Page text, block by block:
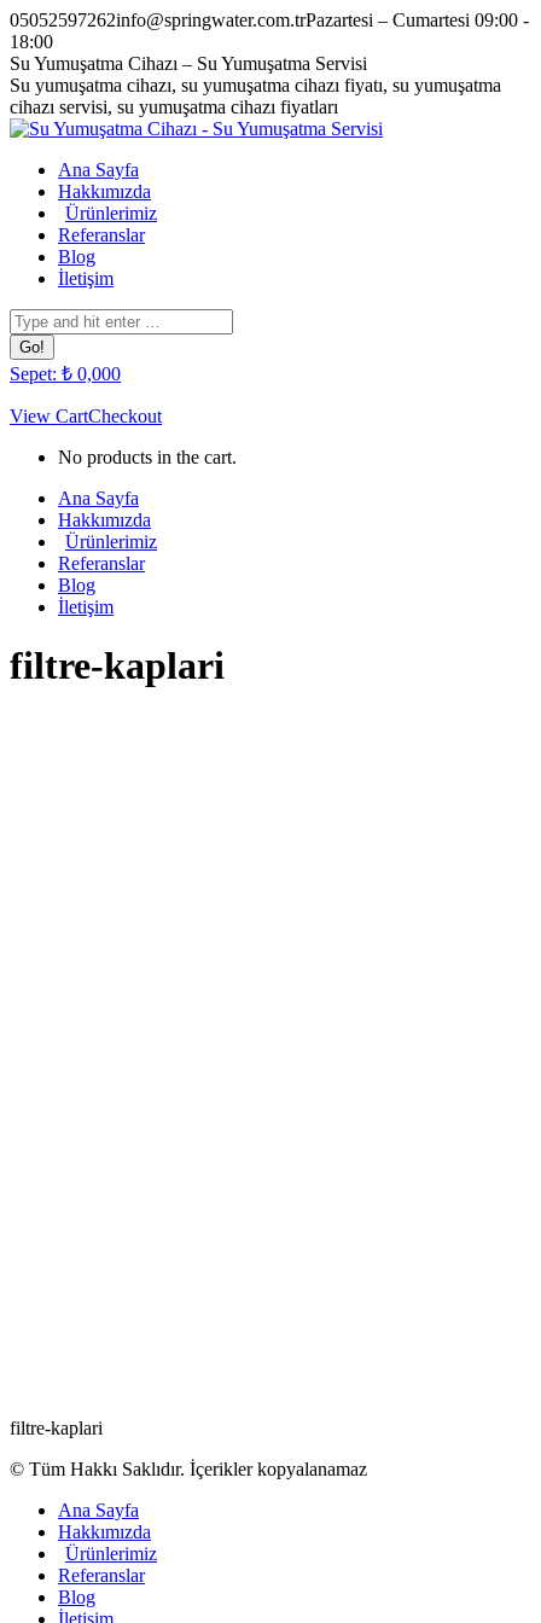
Skip
to
content
05052597262info@springwater.com.trPazartesi – Cumartesi 09:00 -
18:00
Facebook
page
opens
in
window
Twitter
page
opens
in
window
Pinterest
page
opens
in
window
Instagram
page
opens
in
window
Su Yumuşatma Cihazı – Su Yumuşatma Servisi
Su yumuşatma cihazı, su yumuşatma cihazı fiyatı, su yumuşatma
cihazı servisi, su yumuşatma cihazı fiyatları
Ana Sayfa
Hakkımızda
Ürünlerimiz
Referanslar
Blog
İletişim
Search:
Sepet: ₺ 0,000
View CartCheckout
No products in the cart.
Ana Sayfa
Hakkımızda
Ürünlerimiz
Referanslar
Blog
İletişim
filtre-kaplari
filtre-kaplari
© Tüm Hakkı Saklıdır. İçerikler kopyalanamaz
Ana Sayfa
Hakkımızda
Ürünlerimiz
Referanslar
Blog
İletişim